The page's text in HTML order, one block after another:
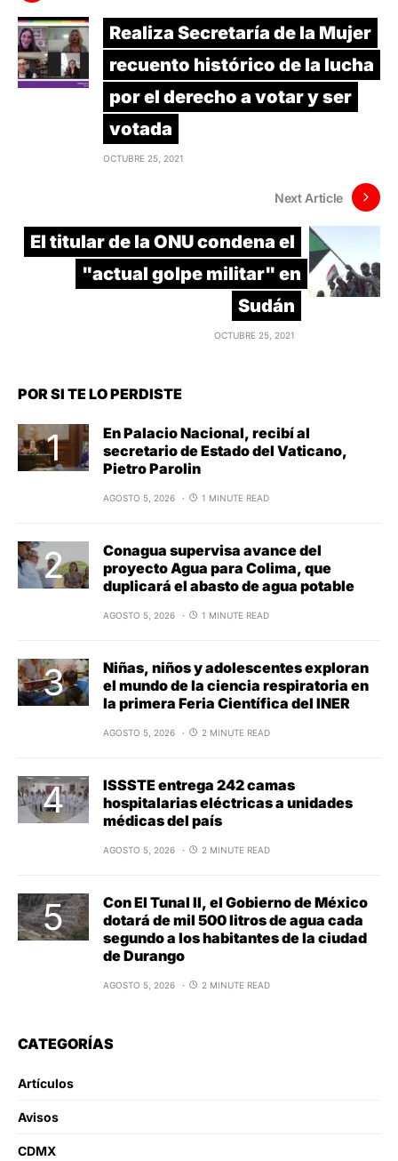
Realiza Secretaría de la Mujer
recuento histórico de la lucha
por el derecho a votar y ser
votada
OCTUBRE 25, 2021
Next Article
El titular de la ONU condena el
"actual golpe militar" en
Sudán
OCTUBRE 25, 2021
POR SI TE LO PERDISTE
En Palacio Nacional, recibí al
secretario de Estado del Vaticano,
Pietro Parolin
AGOSTO 5, 2026 1 MINUTE READ
Conagua supervisa avance del
proyecto Agua para Colima, que
duplicará el abasto de agua potable
AGOSTO 5, 2026 1 MINUTE READ
Niñas, niños y adolescentes exploran
el mundo de la ciencia respiratoria en
la primera Feria Científica del INER
AGOSTO 5, 2026 2 MINUTE READ
ISSSTE entrega 242 camas
hospitalarias eléctricas a unidades
médicas del país
AGOSTO 5, 2026 2 MINUTE READ
Con El Tunal II, el Gobierno de México
dotará de mil 500 litros de agua cada
segundo a los habitantes de la ciudad
de Durango
AGOSTO 5, 2026 2 MINUTE READ
CATEGORÍAS
Artículos
Avisos
CDMX